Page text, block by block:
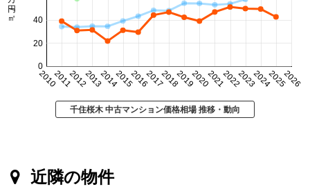
20102011201220132014201520162017201820192020202120222023202420252026
0
20
40
千住桜木 中古マンション価格相場 推移・動向
近隣の物件